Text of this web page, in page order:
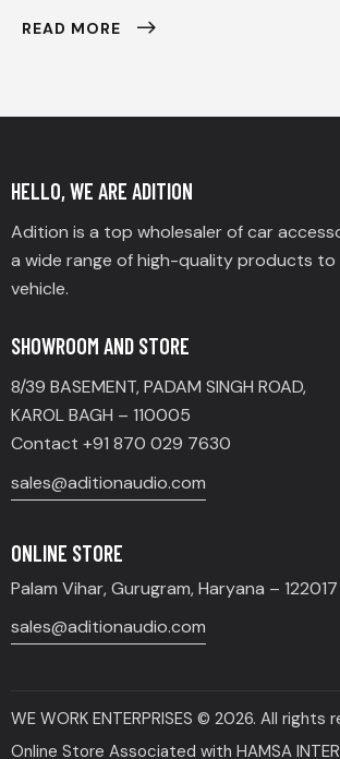
READ MORE
HELLO, WE ARE ADITION
Adition is a top wholesaler of car
a wide range of high-quality products to
vehicle.
SHOWROOM AND STORE
8/39 BASEMENT, PADAM SINGH ROAD,
KAROL BAGH – 110005
Contact +91 870 029 7630
sales@aditionaudio.com
ONLINE STORE
Palam Vihar, Gurugram, Haryana – 122017
sales@aditionaudio.com
WE WORK ENTERPRISES © 2026. All rights
Online Store Associated with HAMSA